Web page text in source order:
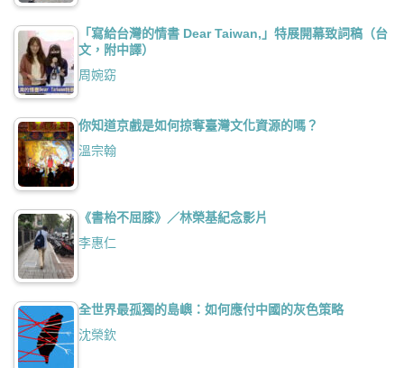
「寫給台灣的情書 Dear Taiwan,」特展開幕致詞稿（台
文，附中譯）
周婉窈
你知道京戲是如何掠奪臺灣文化資源的嗎？
溫宗翰
《書枱不屈膝》／林榮基紀念影片
李惠仁
全世界最孤獨的島嶼：如何應付中國的灰色策略
沈榮欽